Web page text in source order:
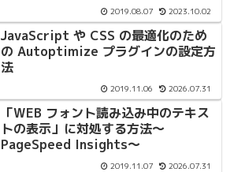
2019.08.07 2023.10.02
JavaScript や CSS の最適化のため
の Autoptimize プラグインの設定方
法
2019.11.06 2026.07.31
「WEB フォント読み込み中のテキス
トの表示」に対処する方法〜
PageSpeed Insights〜
2019.11.07 2026.07.31